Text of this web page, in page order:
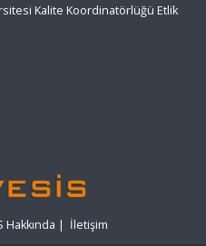
Kalite Koordinatörlüğü Etlik
Hakkında | İletişim